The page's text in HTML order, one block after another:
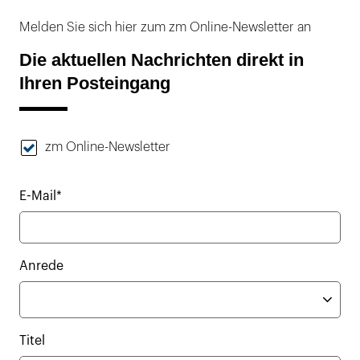
Melden Sie sich hier zum zm Online-Newsletter an
Die aktuellen Nachrichten direkt in
Ihren Posteingang
zm Online-Newsletter
E-Mail*
Anrede
Titel